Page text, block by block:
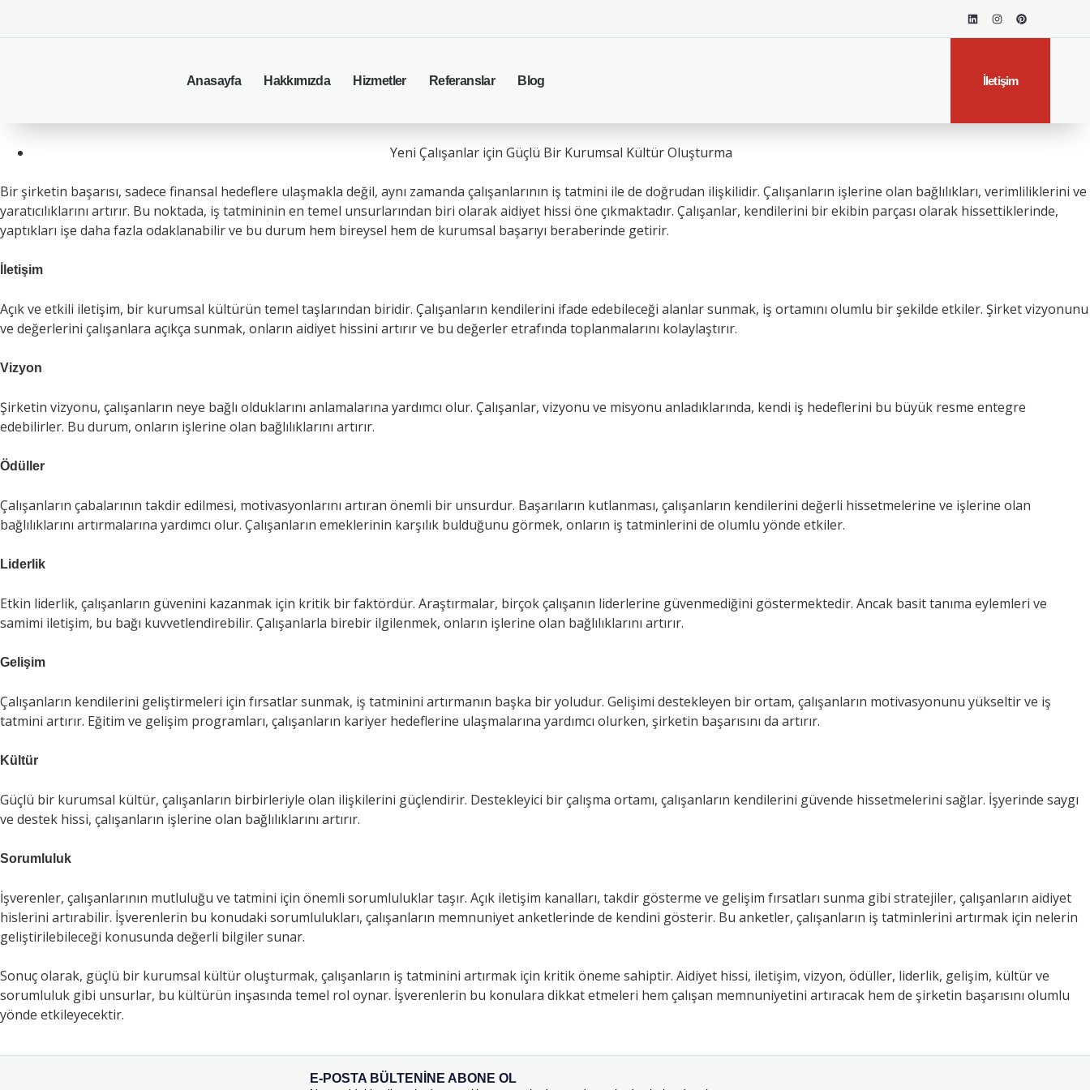
Anasayfa Hakkımızda Hizmetler Referanslar Blog İletişim
Yeni Çalışanlar için Güçlü Bir Kurumsal Kültür Oluşturma
Bir şirketin başarısı, sadece finansal hedeflere ulaşmakla değil, aynı zamanda çalışanlarının iş tatmini ile de doğrudan ilişkilidir. Çalışanların işlerine olan bağlılıkları, verimliliklerini ve
yaratıcılıklarını artırır. Bu noktada, iş tatmininin en temel unsurlarından biri olarak aidiyet hissi öne çıkmaktadır. Çalışanlar, kendilerini bir ekibin parçası olarak hissettiklerinde,
yaptıkları işe daha fazla odaklanabilir ve bu durum hem bireysel hem de kurumsal başarıyı beraberinde getirir.
İletişim
Açık ve etkili iletişim, bir kurumsal kültürün temel taşlarından biridir. Çalışanların kendilerini ifade edebileceği alanlar sunmak, iş ortamını olumlu bir şekilde etkiler. Şirket vizyonunu
ve değerlerini çalışanlara açıkça sunmak, onların aidiyet hissini artırır ve bu değerler etrafında toplanmalarını kolaylaştırır.
Vizyon
Şirketin vizyonu, çalışanların neye bağlı olduklarını anlamalarına yardımcı olur. Çalışanlar, vizyonu ve misyonu anladıklarında, kendi iş hedeflerini bu büyük resme entegre
edebilirler. Bu durum, onların işlerine olan bağlılıklarını artırır.
Ödüller
Çalışanların çabalarının takdir edilmesi, motivasyonlarını artıran önemli bir unsurdur. Başarıların kutlanması, çalışanların kendilerini değerli hissetmelerine ve işlerine olan
bağlılıklarını artırmalarına yardımcı olur. Çalışanların emeklerinin karşılık bulduğunu görmek, onların iş tatminlerini de olumlu yönde etkiler.
Liderlik
Etkin liderlik, çalışanların güvenini kazanmak için kritik bir faktördür. Araştırmalar, birçok çalışanın liderlerine güvenmediğini göstermektedir. Ancak basit tanıma eylemleri ve
samimi iletişim, bu bağı kuvvetlendirebilir. Çalışanlarla birebir ilgilenmek, onların işlerine olan bağlılıklarını artırır.
Gelişim
Çalışanların kendilerini geliştirmeleri için fırsatlar sunmak, iş tatminini artırmanın başka bir yoludur. Gelişimi destekleyen bir ortam, çalışanların motivasyonunu yükseltir ve iş
tatmini artırır. Eğitim ve gelişim programları, çalışanların kariyer hedeflerine ulaşmalarına yardımcı olurken, şirketin başarısını da artırır.
Kültür
Güçlü bir kurumsal kültür, çalışanların birbirleriyle olan ilişkilerini güçlendirir. Destekleyici bir çalışma ortamı, çalışanların kendilerini güvende hissetmelerini sağlar. İşyerinde saygı
ve destek hissi, çalışanların işlerine olan bağlılıklarını artırır.
Sorumluluk
İşverenler, çalışanlarının mutluluğu ve tatmini için önemli sorumluluklar taşır. Açık iletişim kanalları, takdir gösterme ve gelişim fırsatları sunma gibi stratejiler, çalışanların aidiyet
hislerini artırabilir. İşverenlerin bu konudaki sorumlulukları, çalışanların memnuniyet anketlerinde de kendini gösterir. Bu anketler, çalışanların iş tatminlerini artırmak için nelerin
geliştirilebileceği konusunda değerli bilgiler sunar.
Sonuç olarak, güçlü bir kurumsal kültür oluşturmak, çalışanların iş tatminini artırmak için kritik öneme sahiptir. Aidiyet hissi, iletişim, vizyon, ödüller, liderlik, gelişim, kültür ve
sorumluluk gibi unsurlar, bu kültürün inşasında temel rol oynar. İşverenlerin bu konulara dikkat etmeleri hem çalışan memnuniyetini artıracak hem de şirketin başarısını olumlu
yönde etkileyecektir.
E-POSTA BÜLTENİNE ABONE OL